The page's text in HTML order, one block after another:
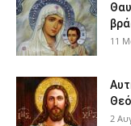
11
2